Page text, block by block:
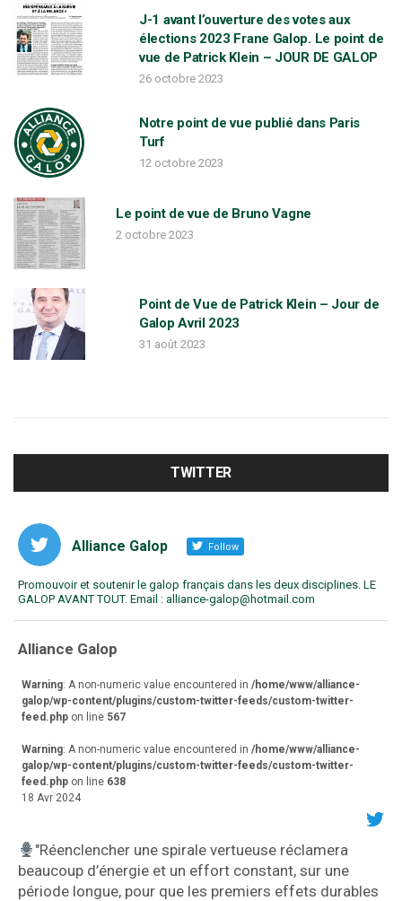
J-1 avant l’ouverture des votes aux
élections 2023 Frane Galop. Le point de
vue de Patrick Klein – JOUR DE GALOP
26 octobre 2023
Notre point de vue publié dans Paris
Turf
12 octobre 2023
Le point de vue de Bruno Vagne
2 octobre 2023
Point de Vue de Patrick Klein – Jour de
Galop Avril 2023
31 août 2023
TWITTER
Alliance Galop Follow
Promouvoir et soutenir le galop français dans les deux disciplines. LE
GALOP AVANT TOUT. Email : alliance-galop@hotmail.com
Alliance Galop
Warning: A non-numeric value encountered in /home/www/alliance-
galop/wp-content/plugins/custom-twitter-feeds/custom-twitter-
feed.php on line 567
Warning: A non-numeric value encountered in /home/www/alliance-
galop/wp-content/plugins/custom-twitter-feeds/custom-twitter-
feed.php on line 638
18 Avr 2024
"Réenclencher une spirale vertueuse réclamera
beaucoup d’énergie et un effort constant, sur une
période longue, pour que les premiers effets durables